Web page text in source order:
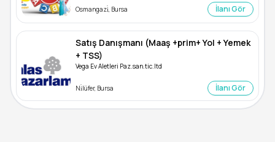
Osmangazi̇, Bursa İlanı Gör
Satış Danışmanı (Maaş +prim+ Yol + Yemek
+ TSS)
Vega Ev Aletleri Paz.san.tic.ltd
Ni̇lüfer, Bursa İlanı Gör